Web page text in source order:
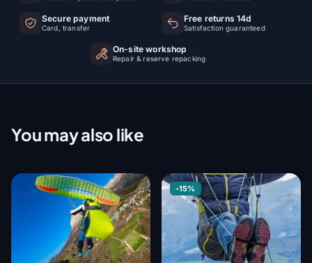
Secure payment
Card, transfer
Free returns 14d
Satisfaction guaranteed
On-site workshop
Repair & reserve repacking
You may also like
-15%